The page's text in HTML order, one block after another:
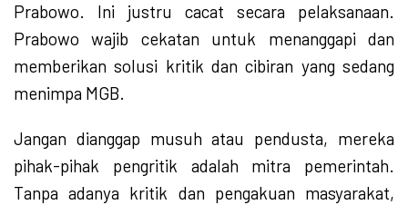
Prabowo. Ini justru cacat secara pelaksanaan.
Prabowo wajib cekatan untuk menanggapi dan
memberikan solusi kritik dan cibiran yang sedang
menimpa MGB.
Jangan dianggap musuh atau pendusta, mereka
pihak-pihak pengritik adalah mitra pemerintah.
Tanpa adanya kritik dan pengakuan masyarakat,